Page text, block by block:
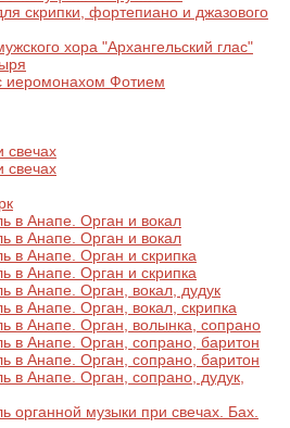
скрипки, фортепиано и джазового
хора "Архангельский глас"
иеромонахом Фотием
свечах
свечах
в Анапе. Орган и вокал
в Анапе. Орган и вокал
в Анапе. Орган и скрипка
в Анапе. Орган и скрипка
в Анапе. Орган, вокал, дудук
в Анапе. Орган, вокал, скрипка
в Анапе. Орган, волынка, сопрано
в Анапе. Орган, сопрано, баритон
в Анапе. Орган, сопрано, баритон
в Анапе. Орган, сопрано, дудук,
органной музыки при свечах. Бах.